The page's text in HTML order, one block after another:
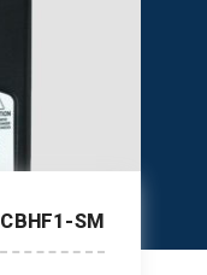
CBHF1-SM